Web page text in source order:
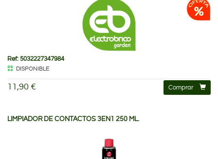
Ref: 5032227347984
DISPONIBLE
11,90 € Comprar
LIMPIADOR DE CONTACTOS 3EN1 250 ML.